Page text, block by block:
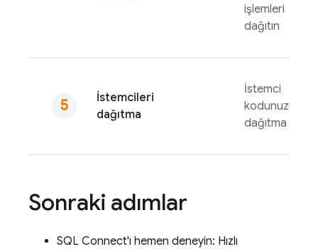
işlemleri
dağıtın
İstemcileri
dağıtma
İstemci
kodunuzu
dağıtma
Sonraki adımlar
SQL Connect'ı hemen deneyin: Hızlı